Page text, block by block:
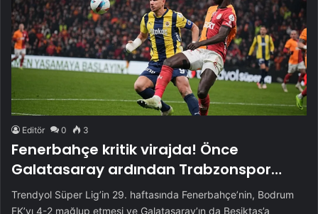
Editör 0 3
Fenerbahçe kritik virajda! Önce
Galatasaray ardından Trabzonspor…
Trendyol Süper Lig’in 29. haftasında Fenerbahçe’nin, Bodrum
FK’yı 4-2 mağlup etmesi ve Galatasaray’ın da Beşiktaş’a